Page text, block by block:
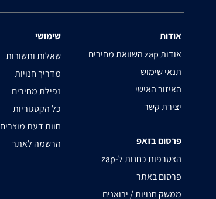
אודות
השוואת מחירים zap אודות
תנאי שימוש
האיזור האישי
יצירת קשר
פרסום בזאפ
zap-הצטרפות כחנות ל
פרסום באתר
ממשק חנויות / יבואנים
שימושי
שאלות ותשובות
מדריך חנויות
נפילת מחירים
כל הקטגוריות
חוות דעת מוצרים
הרשמה לאתר